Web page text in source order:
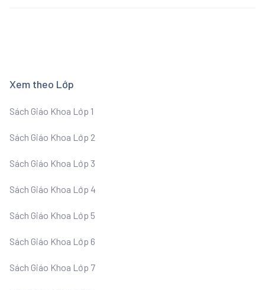
Xem theo Lớp
Sách Giáo Khoa Lớp 1
Sách Giáo Khoa Lớp 2
Sách Giáo Khoa Lớp 3
Sách Giáo Khoa Lớp 4
Sách Giáo Khoa Lớp 5
Sách Giáo Khoa Lớp 6
Sách Giáo Khoa Lớp 7